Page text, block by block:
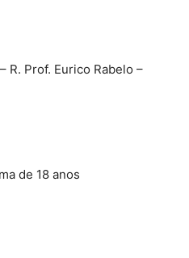
R. Prof. Eurico Rabelo –
de 18 anos